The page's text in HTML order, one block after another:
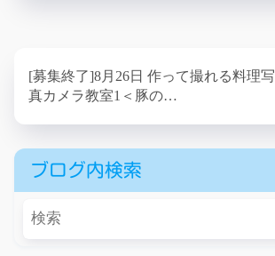
[募集終了]8月26日 作って撮れる料理写
真カメラ教室1＜豚の…
ブログ内検索